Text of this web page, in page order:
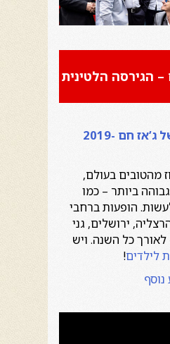
– הגירסה הלטינית
סדרת ההופעות של ג’אז חם 2019-
מהטובים בעולם,
ביותר – כמו
הופעות ברחבי
ירושלים, גני
כל השנה. ויש
לילדים!